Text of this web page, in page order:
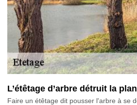
L’étêtage d’arbre détruit la
Faire un étêtage dit pousser l'arbre à se